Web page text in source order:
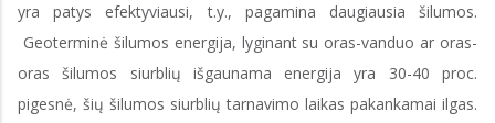
yra patys efektyviausi, t.y., pagamina daugiausia šilumos.
Geoterminė šilumos energija, lyginant su oras-vanduo ar oras-
oras šilumos siurblių išgaunama energija yra 30-40 proc.
pigesnė, šių šilumos siurblių tarnavimo laikas pakankamai ilgas.